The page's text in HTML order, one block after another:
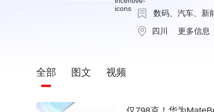
数码、汽车、新
四川 更多信息
全部 图文 视频